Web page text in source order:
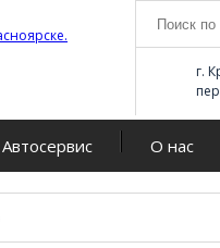
г.
Автосервис О нас